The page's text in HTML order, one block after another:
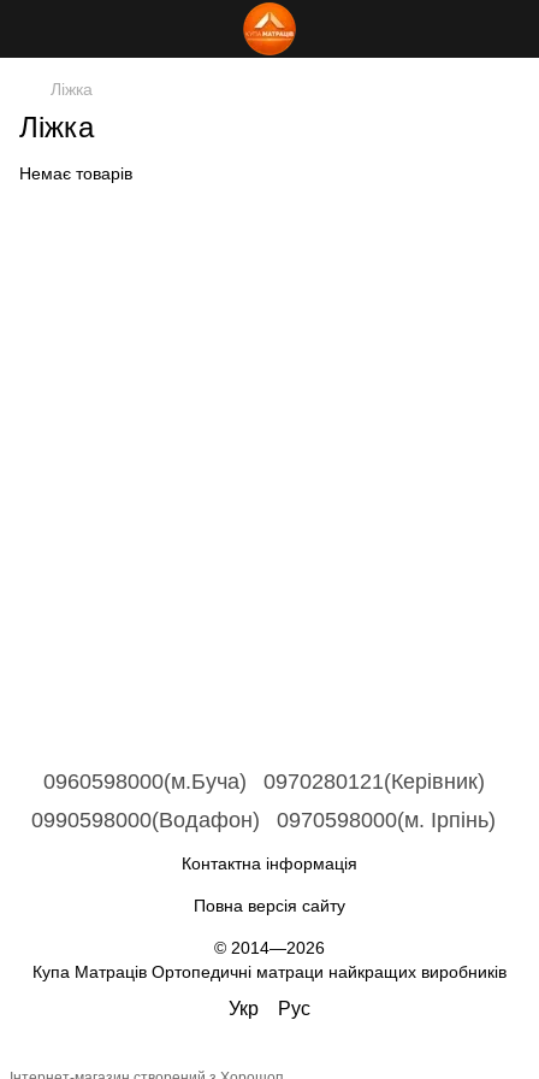
Ліжка
Ліжка
Немає товарів
0960598000(м.Буча)
0970280121(Керівник)
0990598000(Водафон)
0970598000(м. Ірпінь)
Контактна інформація
Повна версія сайту
© 2014—2026
Купа Матраців Ортопедичні матраци найкращих виробників
Укр Рус